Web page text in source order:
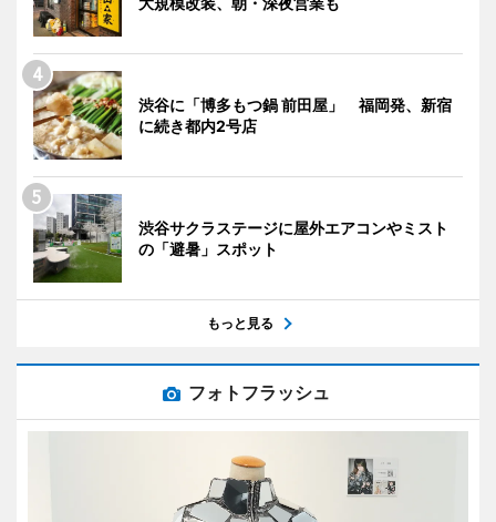
渋谷に「博多もつ鍋 前田屋」 福岡発、新宿
に続き都内2号店
渋谷サクラステージに屋外エアコンやミスト
の「避暑」スポット
もっと見る
フォトフラッシュ